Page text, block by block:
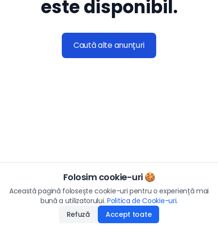
este disponibil.
Caută alte anunțuri
Folosim cookie-uri 🍪
Această pagină folosește cookie-uri pentru o experiență mai
bună a utilizatorului. Politica de Cookie-uri.
Refuză
Accept toate